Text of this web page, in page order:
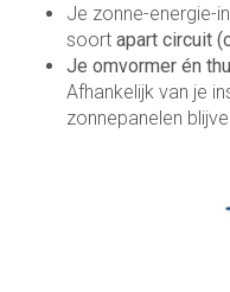
Je zonne-energie-
soort apart circuit
Je omvormer én
Afhankelijk van je
zonnepanelen